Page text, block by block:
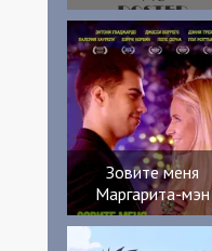
Зовите меня
Маргарита-мэн